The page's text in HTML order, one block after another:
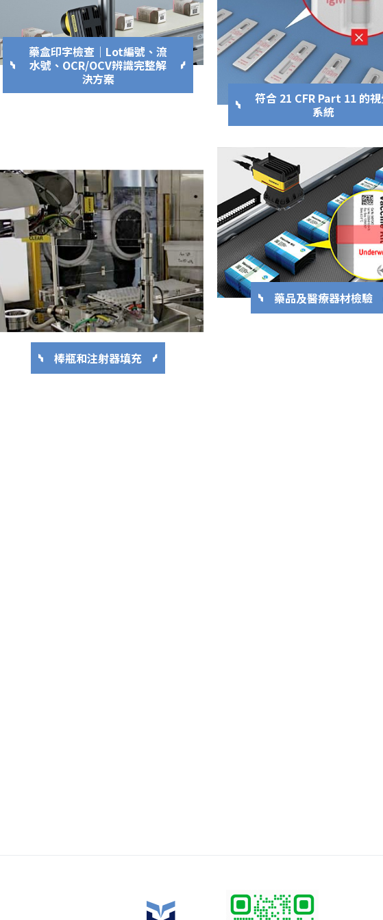
藥盒印字檢查｜Lot編號、流
水號、OCR/OCV辨識完整解
決方案
符合 21 CFR Part 11 的
系統
棒瓶和注射器填充
藥品及醫療器材檢驗